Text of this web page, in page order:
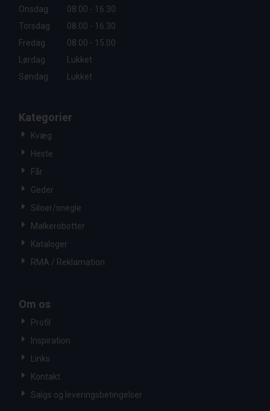
Onsdag
08.00 - 16.30
Torsdag
08.00 - 16.30
Fredag
08.00 - 15.00
Lørdag
Lukket
Søndag
Lukket
Kategorier
Kvæg
Heste
Får
Geder
Siloer/snegle
Malkerobotter
Kataloger
RMA / Reklamation
Om os
Profil
Inspiration
Links
Kontakt
Salgs og leveringsbetingelser